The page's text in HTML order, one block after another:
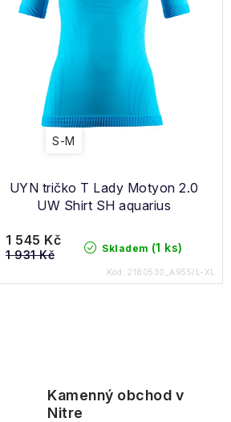
UYN tričko T Lady Motyon 2.0
UW Shirt SH aquarius
S-M
Skladem (1 ks)
1 545 Kč
1 931 Kč
Kód: 2180530_A955/L-XL
Kamenný obchod v
Nitre